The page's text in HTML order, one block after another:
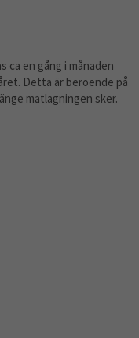
en gång i månaden
Detta är beroende på
matlagningen sker.